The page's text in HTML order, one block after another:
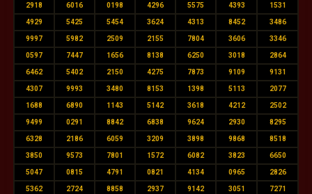
2918 6016 0198 4296 5575 4393 1531
4929 5425 5454 3624 4313 8452 3486
9997 5982 2509 2155 7804 3606 3346
0597 7447 1656 8138 6250 3018 2864
6462 5402 2150 4275 7873 9109 9131
4307 9993 3480 8153 1398 5113 2077
1688 6890 1143 5142 3618 4212 2502
9499 0291 8842 6838 9624 2930 8295
6328 2186 6059 3209 3898 9868 8518
3850 9573 7801 1572 6082 3823 6650
5047 0815 4791 0821 4134 0965 2826
5362 2724 8858 2937 9142 3051 7271